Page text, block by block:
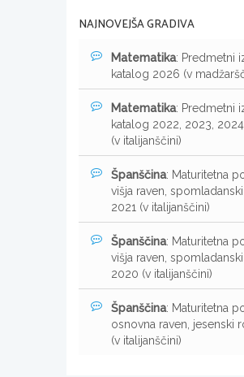
NAJNOVEJŠA GRADIVA
Matematika: Predmetni
katalog 2026 (v
Matematika: Predmetni
katalog 2022, 2023,
(v italijanščini)
Španščina: Maturitetna
višja raven,
2021 (v italijanščini)
Španščina: Maturitetna
višja raven,
2020 (v italijanščini)
Španščina: Maturitetna
osnovna raven, jesenski
(v italijanščini)